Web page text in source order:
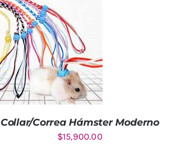
Collar/Correa Hámster Moderno
$15,900.00